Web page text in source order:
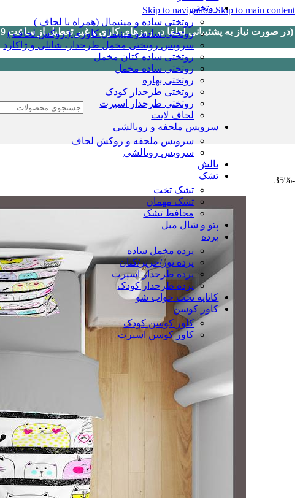
Skip to navigationSkip to main contentروتختی
روتختی ساده و مینیمال (همراه با لحاف )
روتختی ساده و مینیمال کاوری ( روکش لحاف )
سرویس روتختی مخمل طرحدار، شانلی و ژاکارد
روتختی ساده کتان مخمل
روتختی ساده مخمل
روتختی بهاره
روتختی طرحدار کودک
روتختی طرحدار اسپرت
لحاف لایت
سرویس ملحفه و روبالشی
سرویس ملحفه و روکش لحاف
سرویس روبالشی
بالش
تشک
تشک تخت
تشک مهمان
محافظ تشک
پتو و شال مبل
پرده
پرده مخمل ساده
پرده تور/حریر/کتان
پرده طرحدار اسپرت
پرده طرحدار کودک
کاناپه تخت خواب شو
کاور کوسن
کاور کوسن کودک
کاور کوسن اسپرت
-35%